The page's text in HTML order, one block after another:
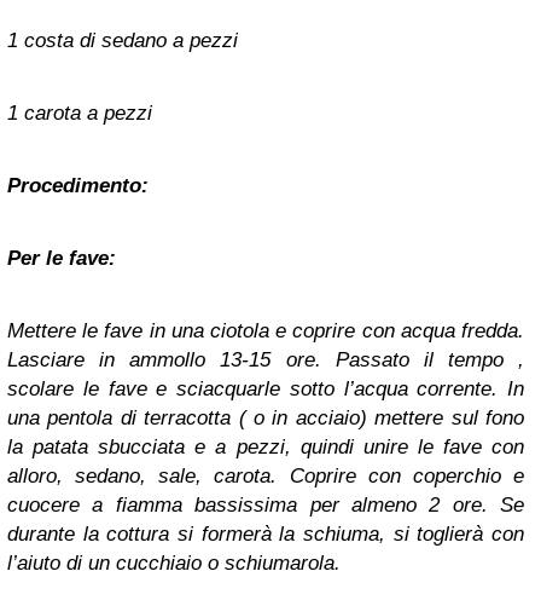
1 costa di sedano a pezzi
1 carota a pezzi
Procedimento:
Per le fave:
Mettere le fave in una ciotola e coprire con acqua fredda.
Lasciare in ammollo 13-15 ore. Passato il tempo ,
scolare le fave e sciacquarle sotto l’acqua corrente. In
una pentola di terracotta ( o in acciaio) mettere sul fono
la patata sbucciata e a pezzi, quindi unire le fave con
alloro, sedano, sale, carota. Coprire con coperchio e
cuocere a fiamma bassissima per almeno 2 ore. Se
durante la cottura si formerà la schiuma, si toglierà con
l’aiuto di un cucchiaio o schiumarola.